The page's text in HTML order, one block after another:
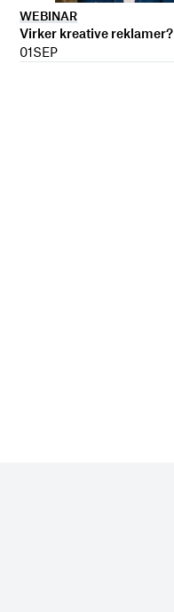
WEBINAR
Virker kreative reklamer?
01SEP